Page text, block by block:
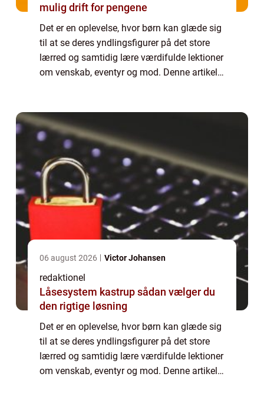
mulig drift for pengene
Det er en oplevelse, hvor børn kan glæde sig
til at se deres yndlingsfigurer på det store
lærred og samtidig lære værdifulde lektioner
om venskab, eventyr og mod. Denne artikel
06 august 2026 Victor Johansen
redaktionel
Låsesystem kastrup sådan vælger du
den rigtige løsning
Det er en oplevelse, hvor børn kan glæde sig
til at se deres yndlingsfigurer på det store
lærred og samtidig lære værdifulde lektioner
om venskab, eventyr og mod. Denne artikel